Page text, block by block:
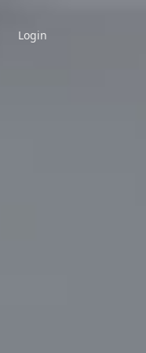
Login